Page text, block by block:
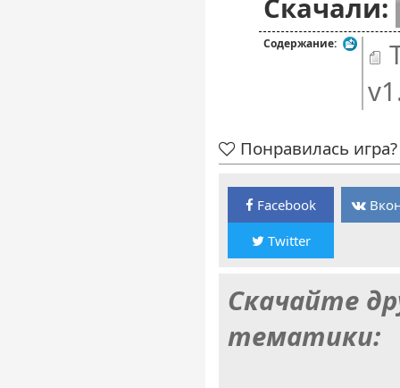
Скачали:
Содержание:
Понравилась
Facebook
Twitter
Скачайте
тематики: